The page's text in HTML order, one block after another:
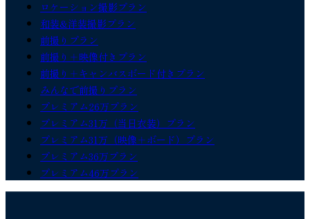
ロケーション撮影プラン
和装&洋装撮影プラン
前撮りプラン
前撮り＋映像付きプラン
前撮り＋キャンバスボード付きプラン
みんなで前撮りプラン
プレミアム26万プラン
プレミアム31万（当日衣装）プラン
プレミアム31万（映像＋ボード）プラン
プレミアム36万プラン
プレミアム46万プラン